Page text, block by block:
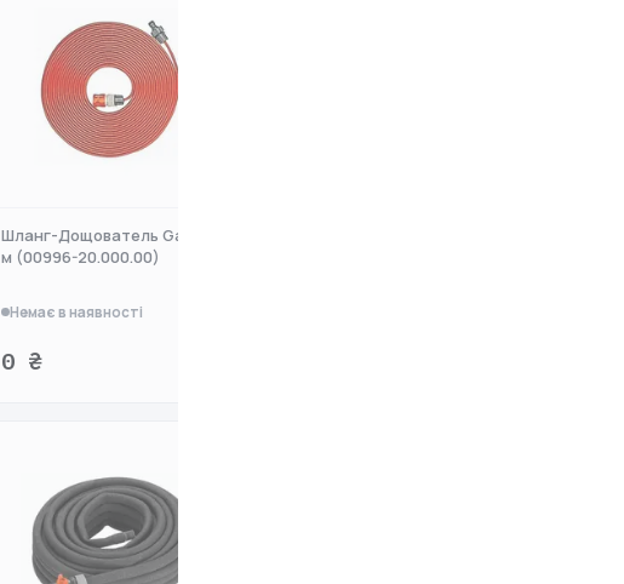
Шланг-Дощователь Gardena 15
м (00996-20.000.00)
Немає в наявності
0 ₴